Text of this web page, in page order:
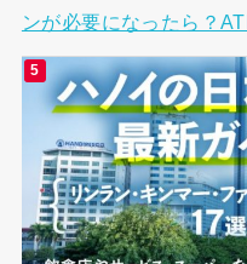
ンが必要になったら？